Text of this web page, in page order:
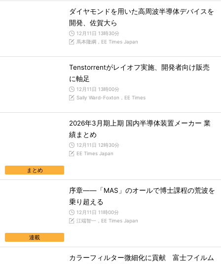
ダイヤモンドを用いた高周波半導体デバイスを
開発、佐賀大ら
12月11日 13時30分
馬本隆綱，EE Times Japan
Tenstorrentがレイオフ実施、開発者向け販売
に軸足
12月11日 13時00分
Sally Ward-Foxton，EE Times
まとめ
2026年3月期上期 国内半導体装置メーカー 業
績まとめ
12月11日 12時30分
EE Times Japan
連載
序章――「MAS」のオールで博士課程の荒波を
乗り超える
12月11日 11時00分
江端智一，EE Times Japan
カラーフィルター微細化に貢献 富士フイルム